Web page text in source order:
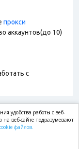
прокси
аккаунтов(до 10)
с
удобства работы с веб-
на веб-сайте подразумевают
файлов.